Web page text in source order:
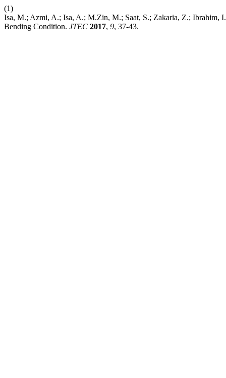
(1)
Isa, M.; Azmi, A.; Isa, A.; M.Zin, M.; Saat, S.; Zakaria, Z.; Ibrahim,
Bending Condition. JTEC 2017, 9, 37-43.